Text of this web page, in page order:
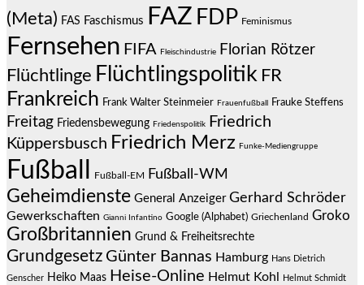
(Meta) FAS Faschismus FAZ FDP Feminismus
Fernsehen FIFA Fleischindustrie Florian Rötzer
Flüchtlinge Flüchtlingspolitik FR
Frankreich Frank Walter Steinmeier Frauenfußball Frauke Steffens
Freitag Friedensbewegung Friedenspolitik
Friedrich
Küppersbusch Friedrich Merz Funke-Mediengruppe
Fußball Fußball-EM Fußball-WM
Geheimdienste General Anzeiger Gerhard Schröder
Gewerkschaften Gianni Infantino Google (Alphabet) Griechenland Groko
Großbritannien Grund & Freiheitsrechte
Grundgesetz Günter Bannas Hamburg Hans Dietrich
Genscher Heiko Maas Heise-Online Helmut Kohl Helmut Schmidt